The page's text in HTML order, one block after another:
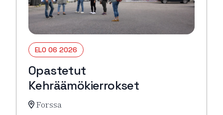
ELO 06 2026
Opastetut
Kehräämökierrokset
Forssa